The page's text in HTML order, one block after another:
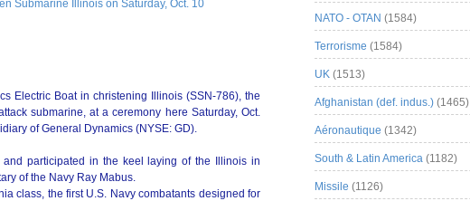
Electric Boat in christening Illinois (SSN-786), the
submarine, at a ceremony here Saturday, Oct.
of General Dynamics (NYSE: GD).
participated in the keel laying of the Illinois in
of the Navy Ray Mabus.
class, the first U.S. Navy combatants designed for
NATO - OTAN (1584)
Terrorisme (1584)
UK (1513)
Afghanistan (def. indus.) (1465)
Aéronautique (1342)
South & Latin America (1182)
Missile (1126)